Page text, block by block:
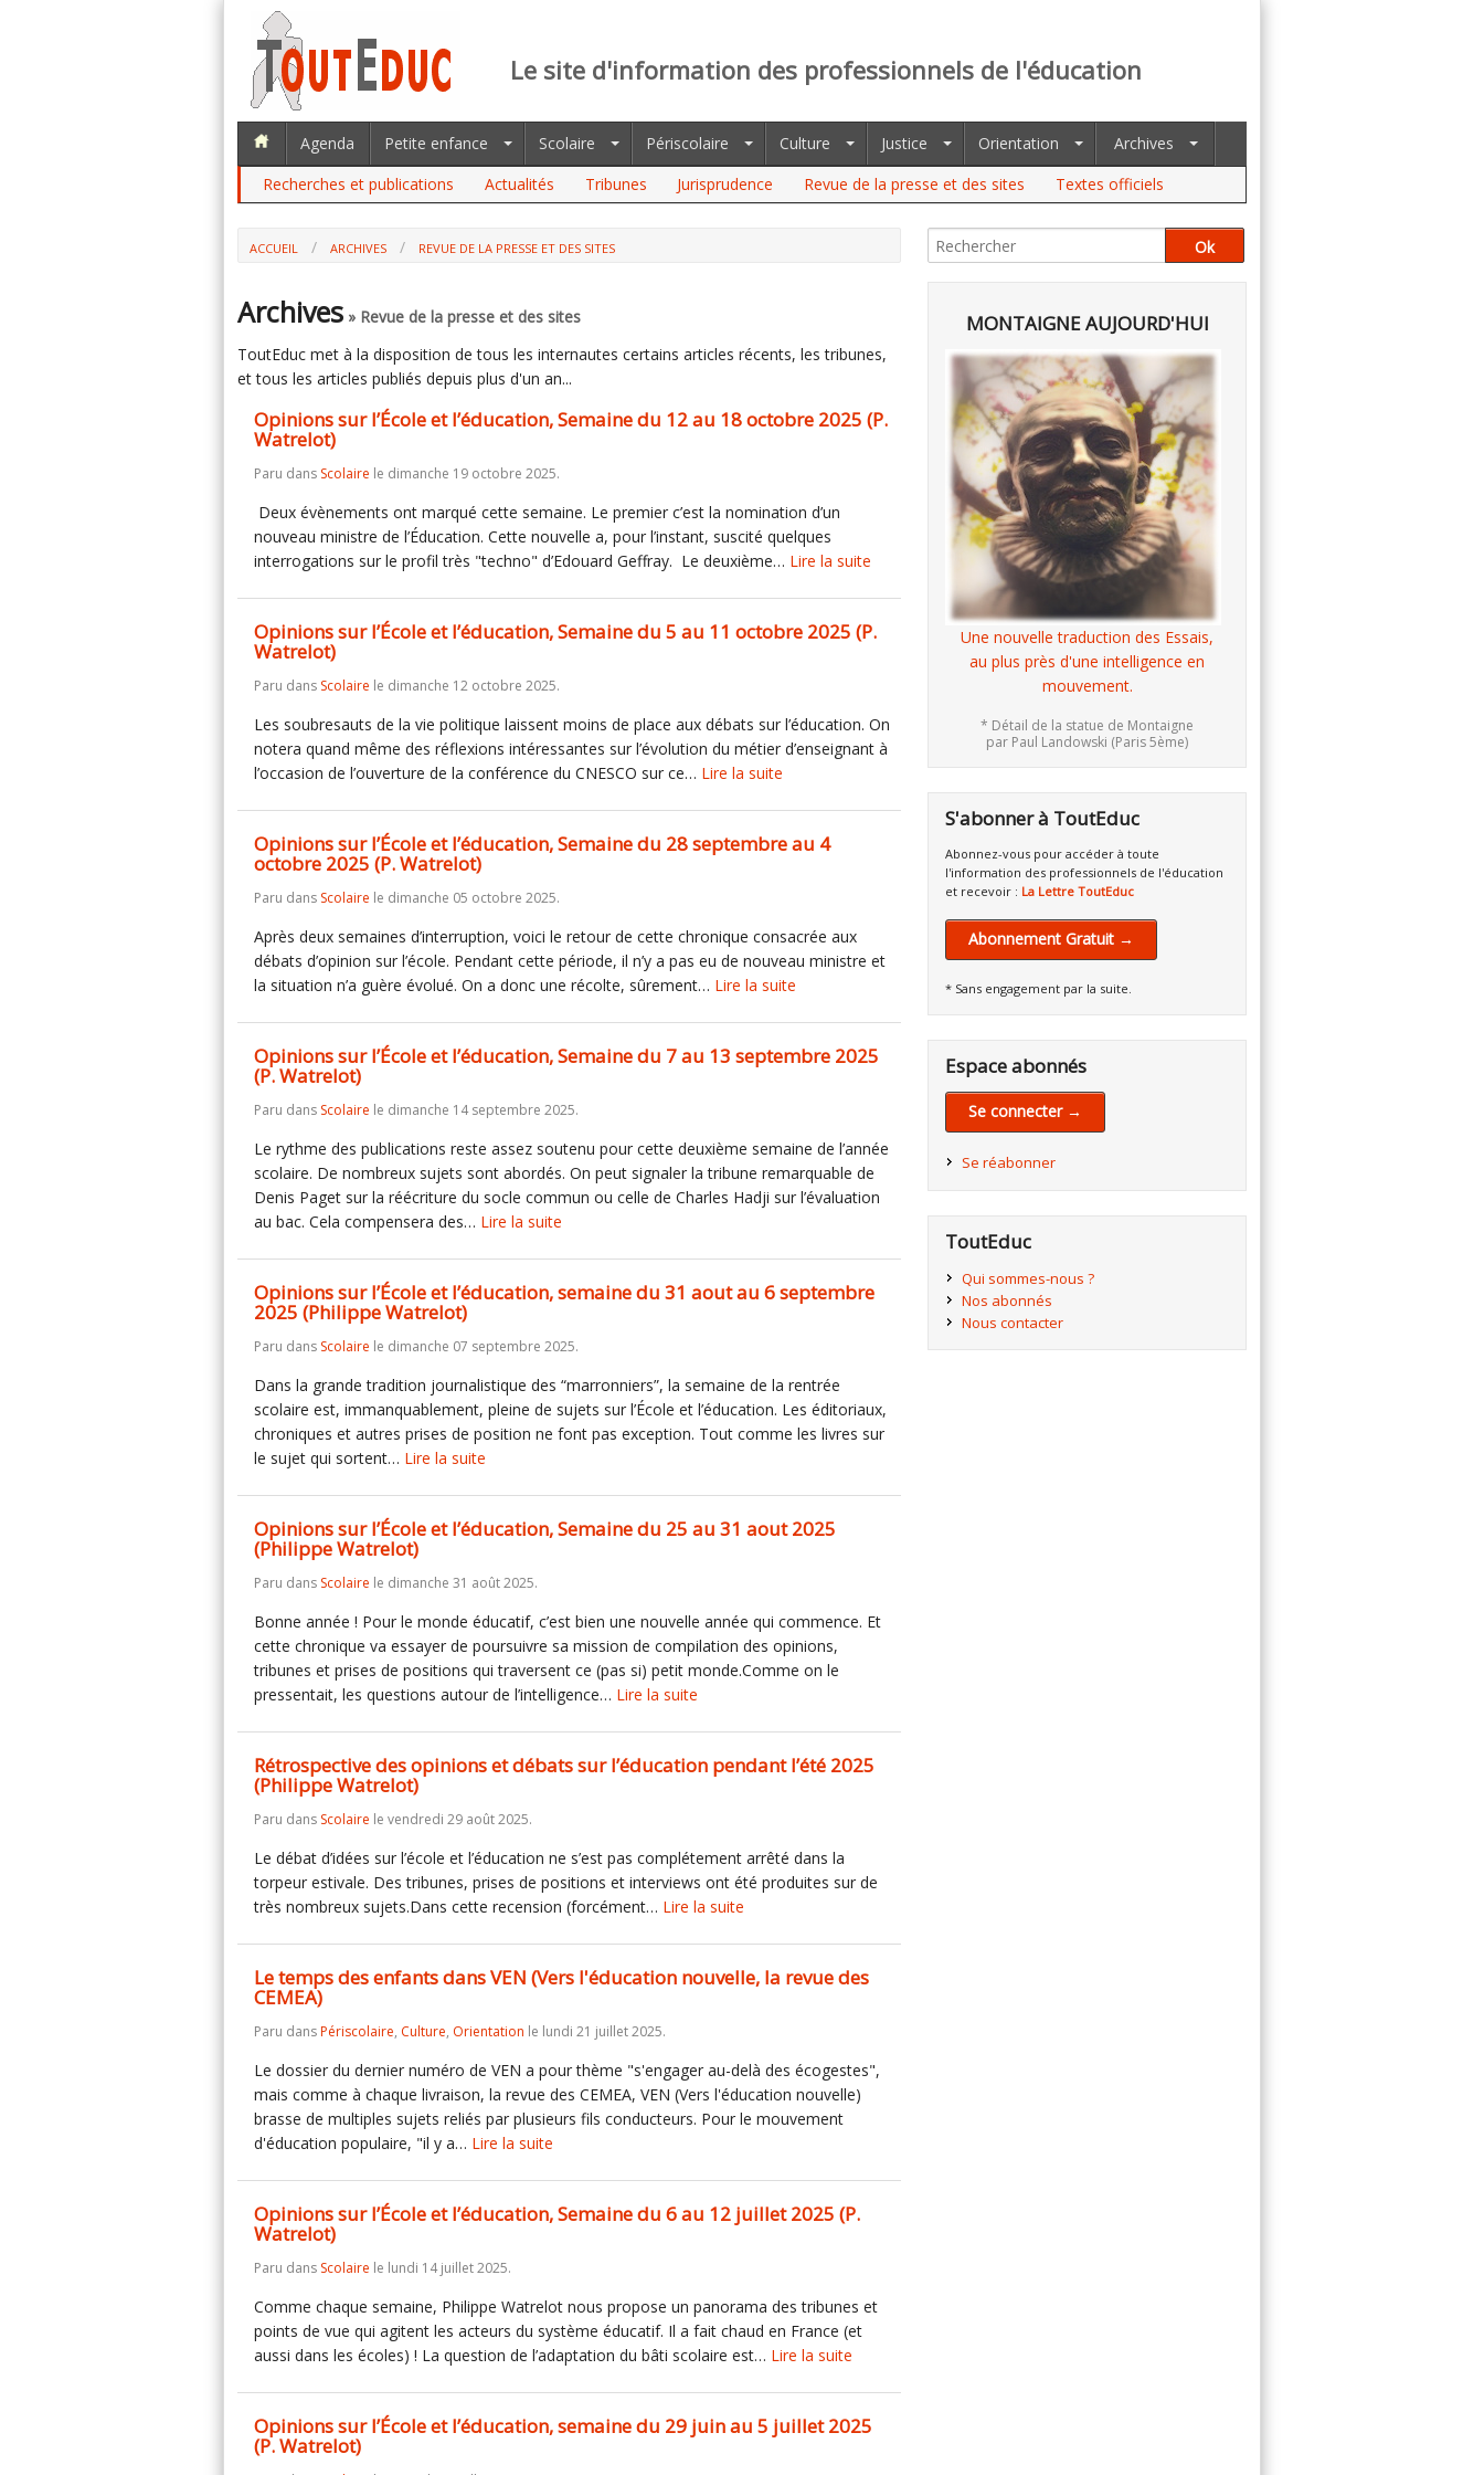
Le site d'information des professionnels de l'éducation
Agenda Petite enfance Scolaire Périscolaire Culture Justice Orientation
Archives
Recherches et publications
Actualités Tribunes Jurisprudence Revue de la presse et des sites Textes officiels
ACCUEIL ARCHIVES REVUE DE LA PRESSE ET DES SITES
Archives » Revue de la presse et des sites
ToutEduc met à la disposition de tous les internautes certains articles récents, les tribunes,
et tous les articles publiés depuis plus d'un an...
Opinions sur l’École et l’éducation, Semaine du 12 au 18 octobre 2025 (P.
Watrelot)
Paru dans Scolaire le dimanche 19 octobre 2025.
Deux évènements ont marqué cette semaine. Le premier c’est la nomination d’un
nouveau ministre de l’Éducation. Cette nouvelle a, pour l’instant, suscité quelques
interrogations sur le profil très "techno" d’Edouard Geffray. Le deuxième… Lire la suite
Opinions sur l’École et l’éducation, Semaine du 5 au 11 octobre 2025 (P.
Watrelot)
Paru dans Scolaire le dimanche 12 octobre 2025.
Les soubresauts de la vie politique laissent moins de place aux débats sur l’éducation. On
notera quand même des réflexions intéressantes sur l’évolution du métier d’enseignant à
l’occasion de l’ouverture de la conférence du CNESCO sur ce… Lire la suite
Opinions sur l’École et l’éducation, Semaine du 28 septembre au 4
octobre 2025 (P. Watrelot)
Paru dans Scolaire le dimanche 05 octobre 2025.
Après deux semaines d’interruption, voici le retour de cette chronique consacrée aux
débats d’opinion sur l’école. Pendant cette période, il n’y a pas eu de nouveau ministre et
la situation n’a guère évolué. On a donc une récolte, sûrement… Lire la suite
Opinions sur l’École et l’éducation, Semaine du 7 au 13 septembre 2025
(P. Watrelot)
Paru dans Scolaire le dimanche 14 septembre 2025.
Le rythme des publications reste assez soutenu pour cette deuxième semaine de l’année
scolaire. De nombreux sujets sont abordés. On peut signaler la tribune remarquable de
Denis Paget sur la réécriture du socle commun ou celle de Charles Hadji sur l’évaluation
au bac. Cela compensera des… Lire la suite
Opinions sur l’École et l’éducation, semaine du 31 aout au 6 septembre
2025 (Philippe Watrelot)
Paru dans Scolaire le dimanche 07 septembre 2025.
Dans la grande tradition journalistique des “marronniers”, la semaine de la rentrée
scolaire est, immanquablement, pleine de sujets sur l’École et l’éducation. Les éditoriaux,
chroniques et autres prises de position ne font pas exception. Tout comme les livres sur
le sujet qui sortent… Lire la suite
Opinions sur l’École et l’éducation, Semaine du 25 au 31 aout 2025
(Philippe Watrelot)
Paru dans Scolaire le dimanche 31 août 2025.
Bonne année ! Pour le monde éducatif, c’est bien une nouvelle année qui commence. Et
cette chronique va essayer de poursuivre sa mission de compilation des opinions,
tribunes et prises de positions qui traversent ce (pas si) petit monde.Comme on le
pressentait, les questions autour de l’intelligence… Lire la suite
Rétrospective des opinions et débats sur l’éducation pendant l’été 2025
(Philippe Watrelot)
Paru dans Scolaire le vendredi 29 août 2025.
Le débat d’idées sur l’école et l’éducation ne s’est pas complétement arrêté dans la
torpeur estivale. Des tribunes, prises de positions et interviews ont été produites sur de
très nombreux sujets.Dans cette recension (forcément… Lire la suite
Le temps des enfants dans VEN (Vers l'éducation nouvelle, la revue des
CEMEA)
Paru dansPériscolaire, Culture, Orientation le lundi 21 juillet 2025.
Le dossier du dernier numéro de VEN a pour thème "s'engager au-delà des écogestes",
mais comme à chaque livraison, la revue des CEMEA, VEN (Vers l'éducation nouvelle)
brasse de multiples sujets reliés par plusieurs fils conducteurs. Pour le mouvement
d'éducation populaire, "il y a… Lire la suite
Opinions sur l’École et l’éducation, Semaine du 6 au 12 juillet 2025 (P.
Watrelot)
Paru dans Scolaire le lundi 14 juillet 2025.
Comme chaque semaine, Philippe Watrelot nous propose un panorama des tribunes et
points de vue qui agitent les acteurs du système éducatif. Il a fait chaud en France (et
aussi dans les écoles) ! La question de l’adaptation du bâti scolaire est… Lire la suite
Opinions sur l’École et l’éducation, semaine du 29 juin au 5 juillet 2025
(P. Watrelot)
MONTAIGNE AUJOURD'HUI
Une nouvelle traduction des Essais,
au plus près d'une intelligence en
mouvement.
* Détail de la statue de Montaigne
par Paul Landowski (Paris 5ème)
S'abonner à ToutEduc
Abonnez-vous pour accéder à toute
l'information des professionnels de l'éducation
et recevoir : La Lettre ToutEduc
Abonnement Gratuit →
* Sans engagement par la suite.
Espace abonnés
Se connecter →
Se réabonner
ToutEduc
Qui sommes-nous ?
Nos abonnés
Nous contacter